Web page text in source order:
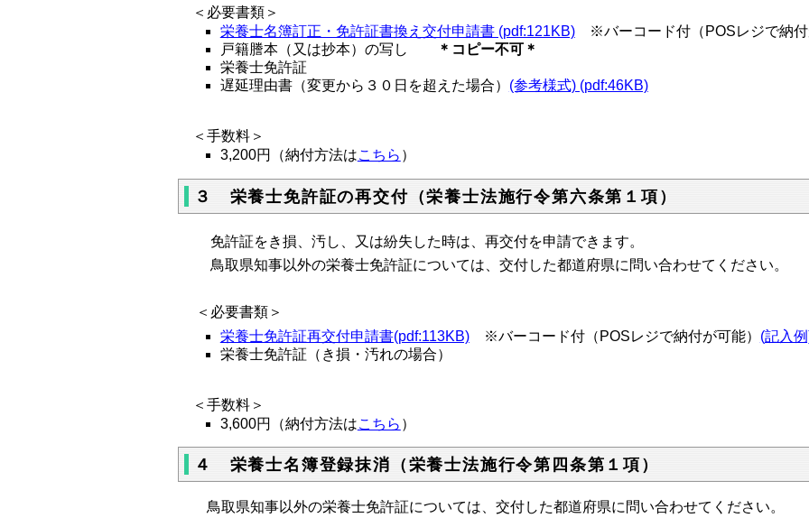
＜必要書類＞
栄養士名簿訂正・免許証書換え交付申請書 (pdf:121KB)※バーコード付（POSレジで納付
戸籍謄本（又は抄本）の写し
＊コピー不可＊
栄養士免許証
遅延理由書（変更から３０日を超えた場合） (参考様式) (pdf:46KB)
＜手数料＞
3,200円（納付方法はこちら ）
３ 栄養士免許証の再交付（栄養士法施行令第六条第１項）
免許証をき損、汚し、又は紛失した時は、再交付を申請できます。
鳥取県知事以外の栄養士免許証については、交付した都道府県に問い合わせてください。
＜必要書類＞
栄養士免許証再交付申請書(pdf:113KB)※バーコード付（POSレジで納付が可能） (記入
栄養士免許証（き損・汚れの場合）
＜手数料＞
3,600円（納付方法はこちら ）
４ 栄養士名簿登録抹消（栄養士法施行令第四条第１項）
鳥取県知事以外の栄養士免許証については、交付した都道府県に問い合わせてください。